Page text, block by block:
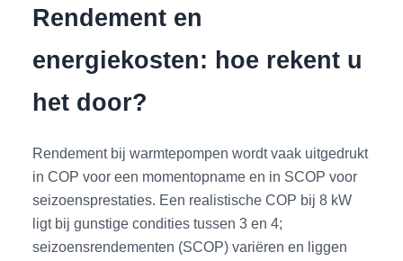
Rendement en
energiekosten: hoe rekent u
het door?
Rendement bij warmtepompen wordt vaak uitgedrukt
in COP voor een momentopname en in SCOP voor
seizoensprestaties. Een realistische COP bij 8 kW
ligt bij gunstige condities tussen 3 en 4;
seizoensrendementen (SCOP) variëren en liggen